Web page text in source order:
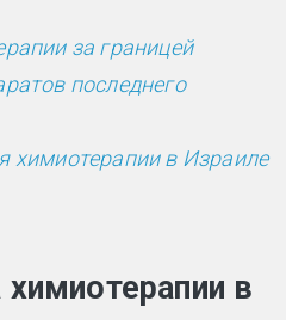
за границей
последнего
химиотерапии в Израиле
в